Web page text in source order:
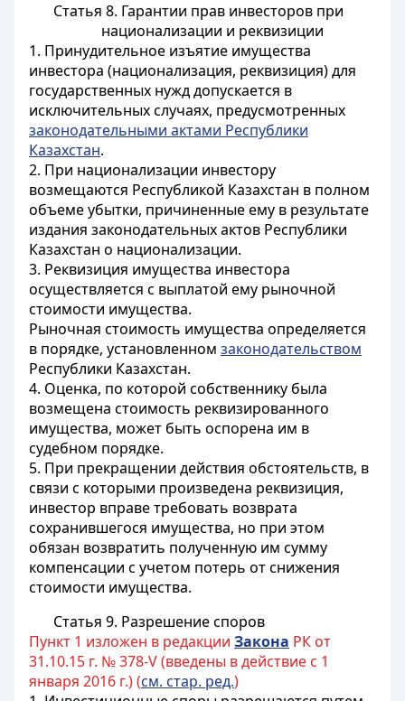
Статья 8. Гарантии прав инвесторов при
национализации и реквизиции
1. Принудительное изъятие имущества
инвестора (национализация, реквизиция) для
государственных нужд допускается в
исключительных случаях, предусмотренных
законодательными актами Республики
Казахстан.
2. При национализации инвестору
возмещаются Республикой Казахстан в полном
объеме убытки, причиненные ему в результате
издания законодательных актов Республики
Казахстан о национализации.
3. Реквизиция имущества инвестора
осуществляется с выплатой ему рыночной
стоимости имущества.
Рыночная стоимость имущества определяется
в порядке, установленном законодательством
Республики Казахстан.
4. Оценка, по которой собственнику была
возмещена стоимость реквизированного
имущества, может быть оспорена им в
судебном порядке.
5. При прекращении действия обстоятельств, в
связи с которыми произведена реквизиция,
инвестор вправе требовать возврата
сохранившегося имущества, но при этом
обязан возвратить полученную им сумму
компенсации с учетом потерь от снижения
стоимости имущества.
Статья 9. Разрешение споров
Пункт 1 изложен в редакции Закона РК от
31.10.15 г. № 378-V (введены в действие с 1
января 2016 г.) (см. стар. ред.)